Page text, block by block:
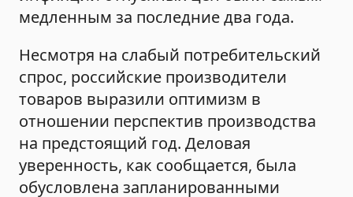
медленным за последние два года.
Несмотря на слабый потребительский
спрос, российские производители
товаров выразили оптимизм в
отношении перспектив производства
на предстоящий год. Деловая
уверенность, как сообщается, была
обусловлена запланированными